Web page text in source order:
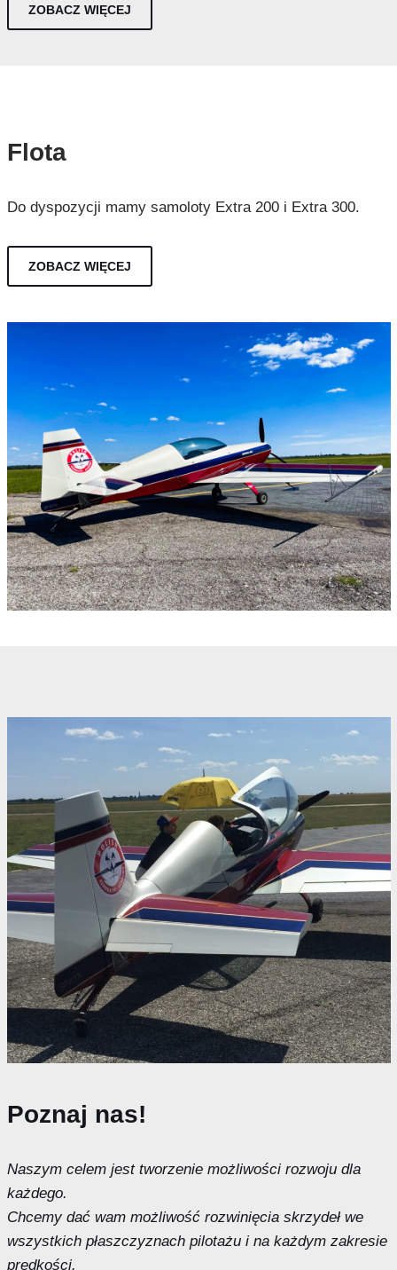
ZOBACZ WIĘCEJ
Flota
Do dyspozycji mamy samoloty Extra 200 i Extra 300.
ZOBACZ WIĘCEJ
Poznaj nas!
Naszym celem jest tworzenie możliwości rozwoju dla
każdego.
Chcemy dać wam możliwość rozwinięcia skrzydeł we
wszystkich płaszczyznach pilotażu i na każdym zakresie
prędkości.